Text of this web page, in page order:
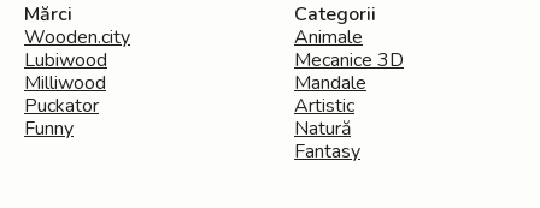
Mărci
Wooden.city
Lubiwood
Milliwood
Puckator
Funny
Categorii
Animale
Mecanice 3D
Mandale
Artistic
Natură
Fantasy